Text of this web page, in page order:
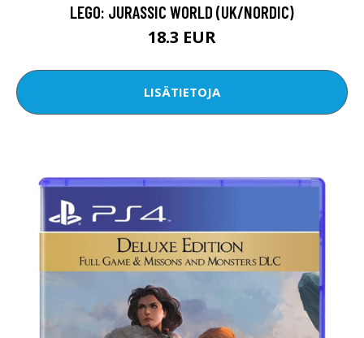
LEGO: JURASSIC WORLD (UK/NORDIC)
18.3 EUR
LISÄTIETOJA